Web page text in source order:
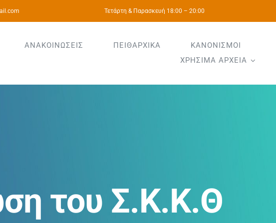
Τετάρτη & Παρασκευή 18:00 – 20:00
ΑΝΑΚΟΙΝΩΣΕΙΣ ΠΕΙΘΑΡΧΙΚΑ
ΚΑΝΟΝΙΣΜΟΙ
ΧΡΗΣΙΜΑ ΑΡΧΕΙΑ
του Σ.Κ.Κ.Θ